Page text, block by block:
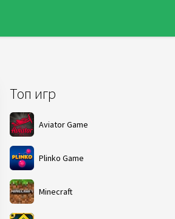
Топ игр
Aviator Game
Plinko Game
Minecraft